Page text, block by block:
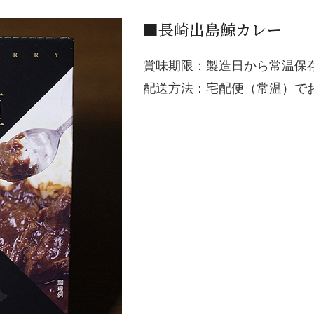
■長崎出島鯨カレー
賞味期限：製造日から常温保
配送方法：宅配便（常温）で